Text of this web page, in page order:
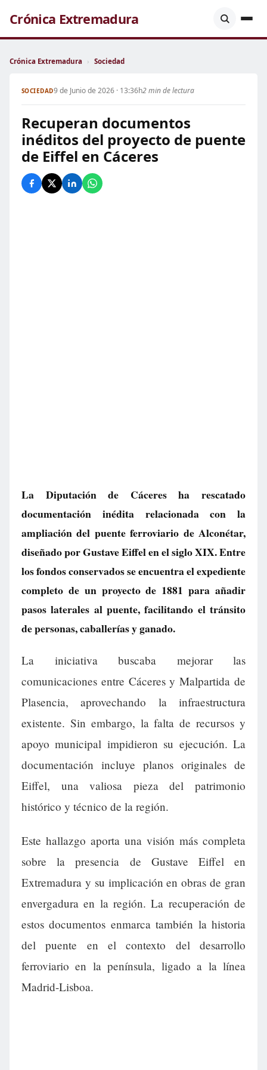
Crónica Extremadura
Crónica Extremadura › Sociedad
SOCIEDAD9 de Junio de 2026 · 13:36h2 min de lectura
Recuperan documentos
inéditos del proyecto de puente
de Eiffel en Cáceres
La Diputación de Cáceres ha rescatado
documentación inédita relacionada con la
ampliación del puente ferroviario de Alconétar,
diseñado por Gustave Eiffel en el siglo XIX. Entre
los fondos conservados se encuentra el expediente
completo de un proyecto de 1881 para añadir
pasos laterales al puente, facilitando el tránsito
de personas, caballerías y ganado.
La iniciativa buscaba mejorar las
comunicaciones entre Cáceres y Malpartida de
Plasencia, aprovechando la infraestructura
existente. Sin embargo, la falta de recursos y
apoyo municipal impidieron su ejecución. La
documentación incluye planos originales de
Eiffel, una valiosa pieza del patrimonio
histórico y técnico de la región.
Este hallazgo aporta una visión más completa
sobre la presencia de Gustave Eiffel en
Extremadura y su implicación en obras de gran
envergadura en la región. La recuperación de
estos documentos enmarca también la historia
del puente en el contexto del desarrollo
ferroviario en la península, ligado a la línea
Madrid-Lisboa.